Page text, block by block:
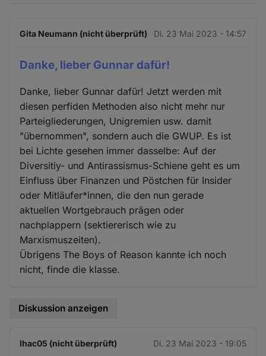
Gita Neumann (nicht überprüft) Di. 23 Mai 2023 - 14:57
Danke, lieber Gunnar dafür!
Danke, lieber Gunnar dafür! Jetzt werden mit
diesen perfiden Methoden also nicht mehr nur
Parteigliederungen, Unigremien usw. damit
"übernommen", sondern auch die GWUP. Es ist
bei Lichte gesehen immer dasselbe: Auf der
Diversitiy- und Antirassismus-Schiene geht es um
Einfluss über Finanzen und Pöstchen für Insider
oder Mitläufer*innen, die den nun gerade
aktuellen Wortgebrauch prägen oder
nachplappern (sektiererisch wie zu
Marxismuszeiten).
Übrigens The Boys of Reason kannte ich noch
nicht, finde die klasse.
Diskussion anzeigen
lhac05 (nicht überprüft) Di. 23 Mai 2023 - 19:05